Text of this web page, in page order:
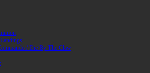
/ Die By The Claw